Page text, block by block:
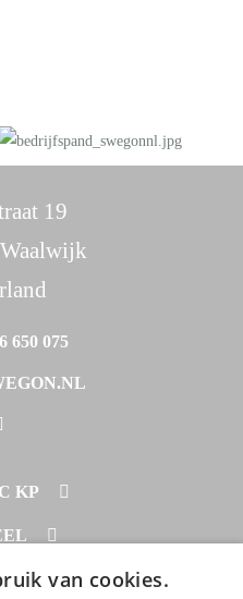
19
650 075
KP
van cookies.